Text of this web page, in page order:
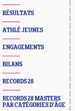
RÉSULTATS
ATHLÉ JEUNES
ENGAGEMENTS
BILANS
RECORDS 28
RECORDS 28 MASTERS
PAR CATÉGORIES D'ÂGE